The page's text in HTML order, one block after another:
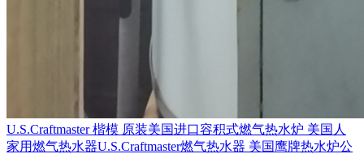
U.S.Craftmaster 楷模 原装美国进口容积式燃气热水炉 美国人
家用燃气热水器U.S.Craftmaster燃气热水器 美国鹰牌热水炉公